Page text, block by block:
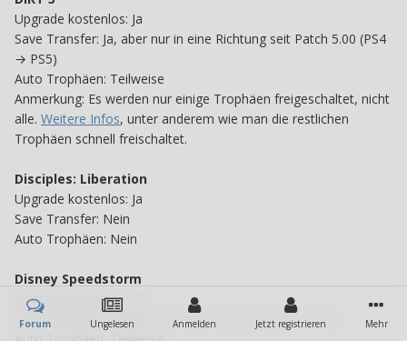
Upgrade kostenlos: Ja
Save Transfer: Ja, aber nur in eine Richtung seit Patch 5.00 (PS4
→ PS5)
Auto Trophäen: Teilweise
Anmerkung: Es werden nur einige Trophäen freigeschaltet, nicht
alle. Weitere Infos, unter anderem wie man die restlichen
Trophäen schnell freischaltet.
Disciples: Liberation
Upgrade kostenlos: Ja
Save Transfer: Nein
Auto Trophäen: Nein
Disney Speedstorm
Upgrade kostenlos: ???
Save Transfer: Ja, aber nur in eine Richtung (PS4 → PS5)
Forum Ungelesen Anmelden Jetzt registrieren Mehr